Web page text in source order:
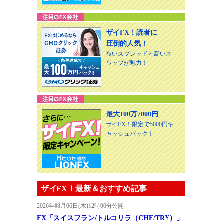
ザイFX！読者に
圧倒的人気！
狭いスプレッドと高いス
ワップが魅力！
最大100万7000円
ザイFX！限定で5000円キ
ャッシュバック！
ザイFX！最新＆おすすめ記事
2026年08月06日(木)12時00分公開
FX「スイスフラン/トルコリラ（CHF/TRY）」